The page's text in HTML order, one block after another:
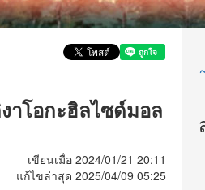
าโอกะฮิลไซด์มอล
เขียนเมื่อ 2024/01/21 20:11
แก้ไขล่าสุด 2025/04/09 05:25